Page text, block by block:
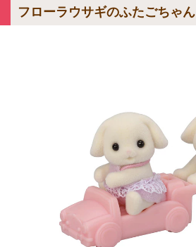
フローラウサギのふたごちゃん